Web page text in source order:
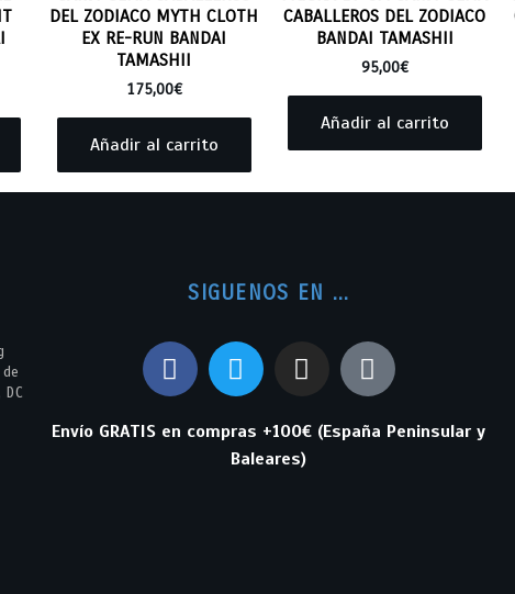
DEL ZODIACO MYTH CLOTH
EX RE-RUN BANDAI
TAMASHII
175,00€
Añadir al carrito
CABALLEROS DEL ZODIACO
BANDAI TAMASHII
95,00€
Añadir al carrito
SIGUENOS EN ...
Envío GRATIS en compras +100€ (España Peninsular y
Baleares)